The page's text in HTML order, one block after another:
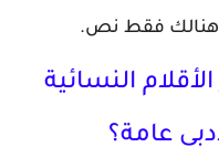
هنالك فقط نص.
النسائية
عامة؟